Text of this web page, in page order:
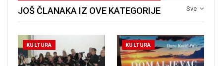
Sve
JOŠ ČLANAKA IZ OVE KATEGORIJE
KULTURA KULTURA